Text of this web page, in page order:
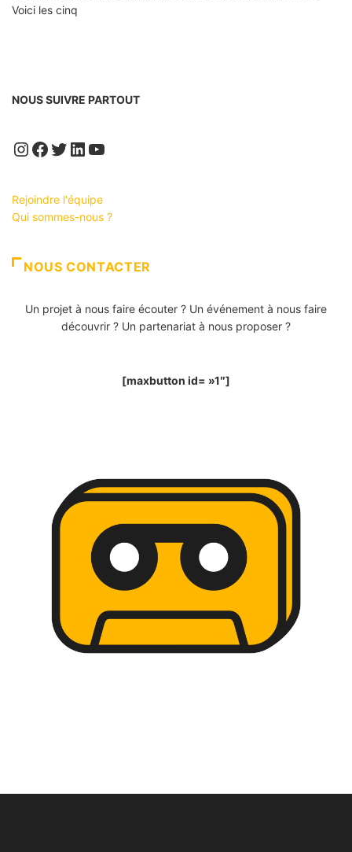
Voici les cinq
NOUS SUIVRE PARTOUT
Instagram
Facebook
Twitter
LinkedIn
YouTube
Rejoindre l'équipe
Qui sommes-nous ?
NOUS CONTACTER
Un projet à nous faire écouter ? Un événement à nous faire
découvrir ? Un partenariat à nous proposer ?
[maxbutton id= »1″]